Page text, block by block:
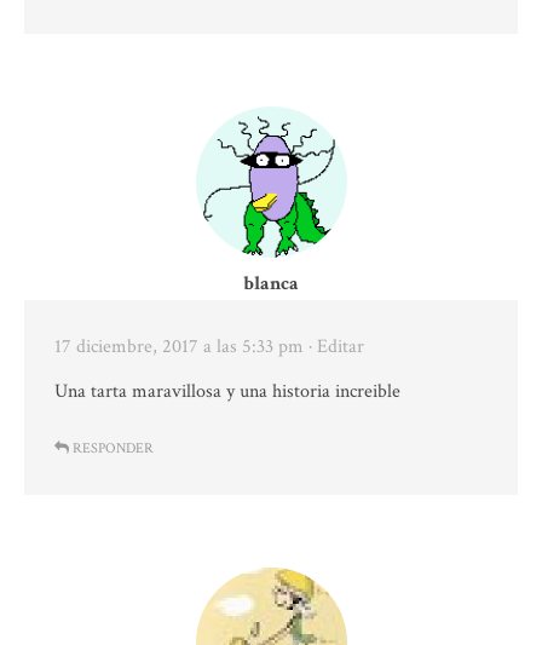
blanca
17 diciembre, 2017 a las 5:33 pm · Editar
Una tarta maravillosa y una historia increible
RESPONDER